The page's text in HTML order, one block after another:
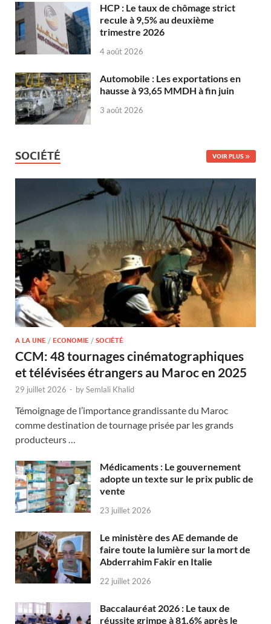
HCP : Le taux de chômage strict
recule à 9,5% au deuxième
trimestre 2026
4 août 2026
Automobile : Les exportations en
hausse à 93,65 MMDH à fin juin
3 août 2026
SOCIÉTÉ VOIR PLUS
A LA UNE / ECONOMIE / SOCIÉTÉ
CCM: 48 tournages cinématographiques
et télévisées étrangers au Maroc en 2025
29 juillet 2026 - bySemlali Khalid
Témoignage de l’importance grandissante du Maroc
comme destination de tournage prisée par les grands
producteurs …
Médicaments : Le gouvernement
adopte un texte sur le prix public de
vente
23 juillet 2026
Le ministère des AE demande de
faire toute la lumière sur la mort de
Abderrahim Fakir en Italie
22 juillet 2026
Baccalauréat 2026 : Le taux de
réussite grimpe à 81,6% après le